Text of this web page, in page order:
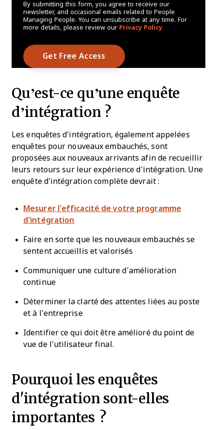
By submitting this form, you agree to receive our
newsletter, and occasional emails related to People
Managing People. You can unsubscribe at any time. For
more details, please review our Privacy Policy
Qu’est-ce qu’une enquête
d’intégration ?
Les enquêtes d’intégration, également appelées
enquêtes pour nouveaux embauchés, sont
proposées aux nouveaux arrivants afin de recueillir
leurs retours sur leur expérience d’intégration. Une
enquête d’intégration complète devrait :
Mesurer l’efficacité de votre programme
d’intégration
Faire en sorte que les nouveaux embauchés se
sentent accueillis et valorisés
Communiquer une culture d’amélioration
continue
Déterminer la clarté des attentes liées au poste
et à l’entreprise
Identifier ce qui doit être amélioré du point de
vue de l’utilisateur final.
Pourquoi les enquêtes
d'intégration sont-elles
importantes ?